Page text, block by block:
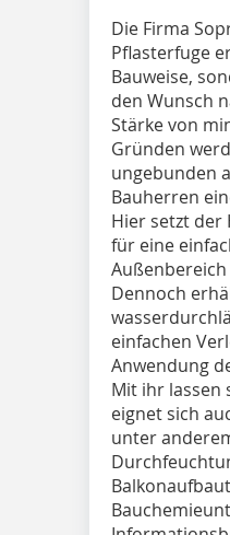
Die Firma
Pflasterfuge
Bauweise,
den Wunsch
Stärke von
Gründen
ungebunden
Bauherren
Hier setzt der
für eine
Dennoch
einfachen
Anwendung
Mit ihr lassen
eignet sich
unter